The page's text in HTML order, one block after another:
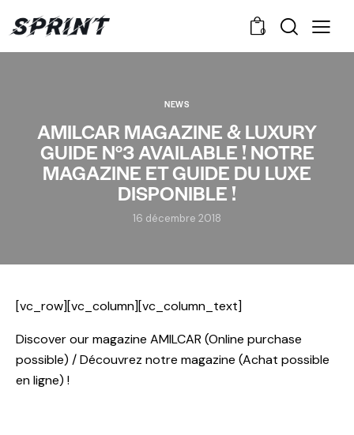
0
NEWS
AMILCAR MAGAZINE & LUXURY
GUIDE N°3 AVAILABLE ! NOTRE
MAGAZINE ET GUIDE DU LUXE
DISPONIBLE !
16 décembre 2018
[vc_row][vc_column][vc_column_text]
Discover our magazine AMILCAR (Online purchase
possible) / Découvrez notre magazine (Achat possible
en ligne) !